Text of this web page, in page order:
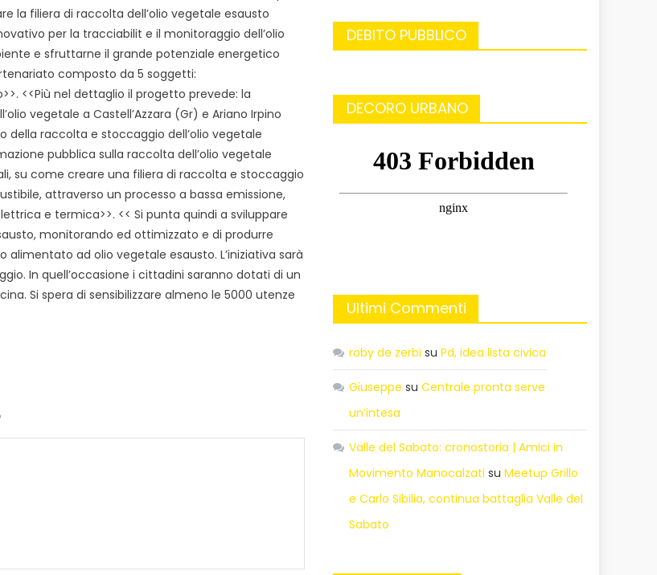
la filiera di raccolta dell’olio vegetale esausto
per la tracciabilit e il monitoraggio dell’olio
e sfruttarne il grande potenziale energetico
composto da 5 soggetti:
<<Più nel dettaglio il progetto prevede: la
vegetale a Castell’Azzara (Gr) e Ariano Irpino
della raccolta e stoccaggio dell’olio vegetale
pubblica sulla raccolta dell’olio vegetale
su come creare una filiera di raccolta e stoccaggio
attraverso un processo a bassa emissione,
e termica>>. << Si punta quindi a sviluppare
monitorando ed ottimizzato e di produrre
ad olio vegetale esausto. L’iniziativa sarà
In quell’occasione i cittadini saranno dotati di un
Si spera di sensibilizzare almeno le 5000 utenze
DEBITO PUBBLICO
DECORO URBANO
Ultimi Commenti
roby de zerbi suPd, idea lista civica
Giuseppe suCentrale pronta serve
un’intesa
Valle del Sabato: cronostoria | Amici in
Movimento Manocalzati suMeetup Grillo
e Carlo Sibilia, continua battaglia Valle del
Sabato